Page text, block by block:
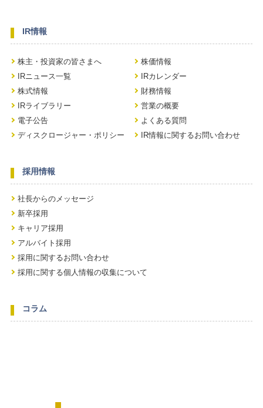
IR情報
株主・投資家の皆さまへ
株価情報
IRニュース一覧
IRカレンダー
株式情報
財務情報
IRライブラリー
営業の概要
電子公告
よくある質問
ディスクロージャー・ポリシー
IR情報に関するお問い合わせ
採用情報
社長からのメッセージ
新卒採用
キャリア採用
アルバイト採用
採用に関するお問い合わせ
採用に関する個人情報の収集について
コラム